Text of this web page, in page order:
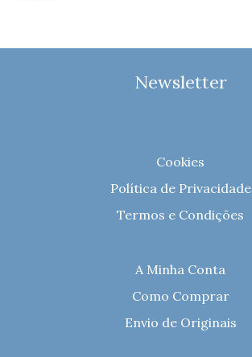
Newsletter
Cookies
Política de Privacidade
Termos e Condições
A Minha Conta
Como Comprar
Envio de Originais